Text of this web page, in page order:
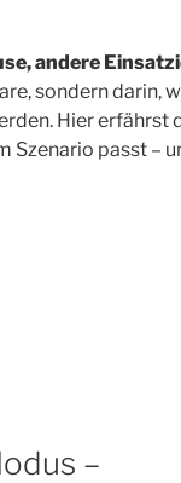
andere
sondern darin,
Hier erfährst
Szenario passt –
–